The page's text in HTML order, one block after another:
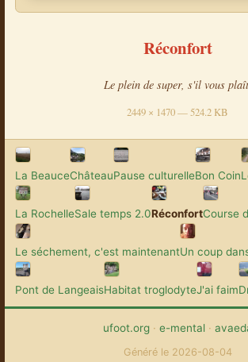
Réconfort
Le plein de super, s'il vous
2449 × 1470 — 524.2 KB
La BeauceChâteauPause culturelleBon Coin
La RochelleSale temps 2.0RéconfortCourse
Le séchement, c'est maintenantUn coup
Pont de LangeaisHabitat troglodyteJ'ai faim
ufoot.org· e-mental·
Généré le 2026-08-04